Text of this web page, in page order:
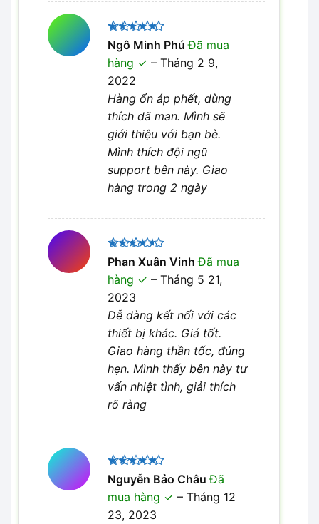
Được xếp
hạng 5
sao
Ngô Minh PhúĐã mua
hàng
– Tháng 2 9,
2022
Hàng ổn áp phết, dùng
thích dã man. Mình sẽ
giới thiệu với bạn bè.
Mình thích đội ngũ
support bên này. Giao
hàng trong 2 ngày
Được
xếp hạng
45 sao
Phan Xuân VinhĐã mua
hàng
– Tháng 5 21,
2023
Dễ dàng kết nối với các
thiết bị khác. Giá tốt.
Giao hàng thần tốc, đúng
hẹn. Mình thấy bên này tư
vấn nhiệt tình, giải thích
rõ ràng
Được xếp
hạng 5
sao
Nguyễn Bảo ChâuĐã
mua hàng
– Tháng 12
23, 2023